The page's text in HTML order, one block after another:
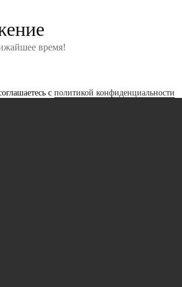
время!
с политикой конфиденциальности